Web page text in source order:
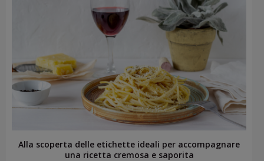
Alla scoperta delle etichette ideali per accompagnare
una ricetta cremosa e saporita